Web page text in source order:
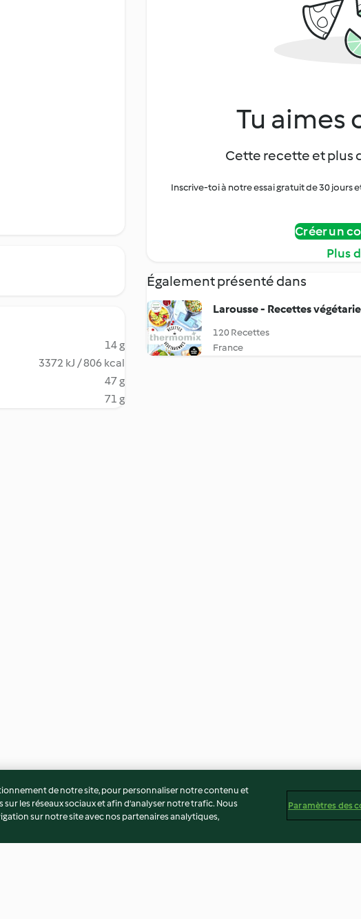
14 g
3372 kJ / 806 kcal
47 g
71 g
Tu aimes
Cette recette et plus
Inscrive-toi à notre essai gratuit de 30 jours
Créer un
Plus
Également présenté dans
Larousse - Recettes
120 Recettes
France
de notre site, pour personnaliser notre contenu et
les réseaux sociaux et afin d’analyser notre trafic. Nous
sur notre site avec nos partenaires analytiques,
Paramètres des